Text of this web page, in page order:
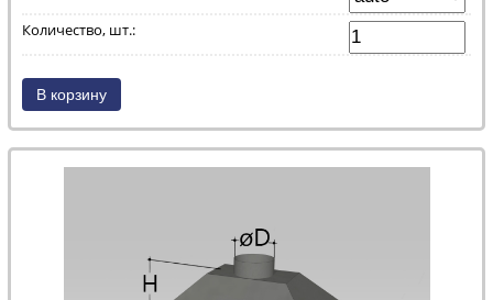
Количество, шт.: